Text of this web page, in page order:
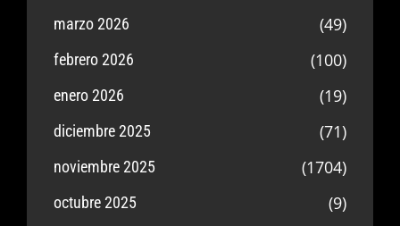
marzo 2026 (49)
febrero 2026 (100)
enero 2026 (19)
diciembre 2025 (71)
noviembre 2025 (1704)
octubre 2025 (9)